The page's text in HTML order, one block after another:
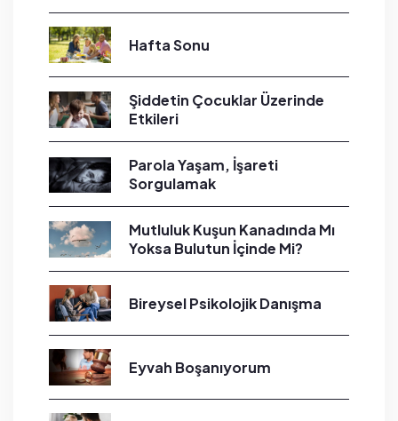
Hafta Sonu
Şiddetin Çocuklar Üzerinde
Etkileri
Parola Yaşam, İşareti
Sorgulamak
Mutluluk Kuşun Kanadında Mı
Yoksa Bulutun İçinde Mi?
Bireysel Psikolojik Danışma
Eyvah Boşanıyorum